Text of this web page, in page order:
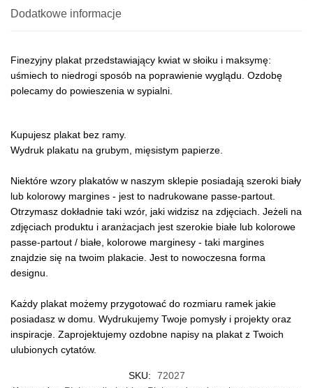
Dodatkowe informacje
Finezyjny plakat przedstawiający kwiat w słoiku i maksymę:
uśmiech to niedrogi sposób na poprawienie wyglądu. Ozdobę
polecamy do powieszenia w sypialni.
Kupujesz plakat bez ramy.
Wydruk plakatu na grubym, mięsistym papierze.
Niektóre wzory plakatów w naszym sklepie posiadają szeroki biały
lub kolorowy margines - jest to nadrukowane passe-partout.
Otrzymasz dokładnie taki wzór, jaki widzisz na zdjęciach. Jeżeli na
zdjęciach produktu i aranżacjach jest szerokie białe lub kolorowe
passe-partout / białe, kolorowe marginesy - taki margines
znajdzie się na twoim plakacie. Jest to nowoczesna forma
designu.
Każdy plakat możemy przygotować do rozmiaru ramek jakie
posiadasz w domu. Wydrukujemy Twoje pomysły i projekty oraz
inspiracje. Zaprojektujemy ozdobne napisy na plakat z Twoich
ulubionych cytatów.
SKU:
72027